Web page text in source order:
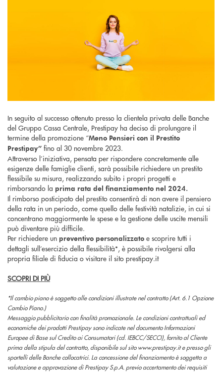
In seguito al successo ottenuto presso la clientela privata delle Banche
del Gruppo Cassa Centrale, Prestipay ha deciso di prolungare il
termine della promozione “Meno Pensieri con il Prestito
Prestipay” fino al 30 novembre 2023.
Attraverso l’iniziativa, pensata per rispondere concretamente alle
esigenze delle famiglie clienti, sarà possibile richiedere un prestito
flessibile su misura, realizzando subito i propri progetti e
rimborsando la prima rata del finanziamento nel 2024.
Il rimborso posticipato del prestito consentirà di non avere il pensiero
della rata in un periodo, come quello delle festività natalizie, in cui si
concentrano maggiormente le spese e la gestione delle uscite mensili
può diventare più difficile.
Per richiedere un preventivo personalizzato e scoprire tutti i
dettagli sull’esercizio della flessibilità*, è possibile rivolgersi alla
propria filiale di fiducia o visitare il sito prestipay.it
SCOPRI DI PIÙ
*Il cambio piano è soggetto alle condizioni illustrate nel contratto (Art. 6.1 Opzione
Cambio Piano.)
Messaggio pubblicitario con finalità promozionale. Le condizioni contrattuali ed
economiche dei prodotti Prestipay sono indicate nel documento Informazioni
Europee di Base sul Credito ai Consumatori (cd. IEBCC/SECCI), fornito al Cliente
prima della stipula del contratto, disponibile sul sito www.prestipay.it e presso gli
sportelli delle Banche collocatrici. La concessione del finanziamento è soggetta a
valutazione e approvazione di Prestipay S.p.A. previo accertamento dei requisiti